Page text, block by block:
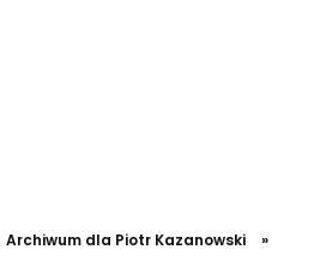
Archiwum dla Piotr Kazanowski
»